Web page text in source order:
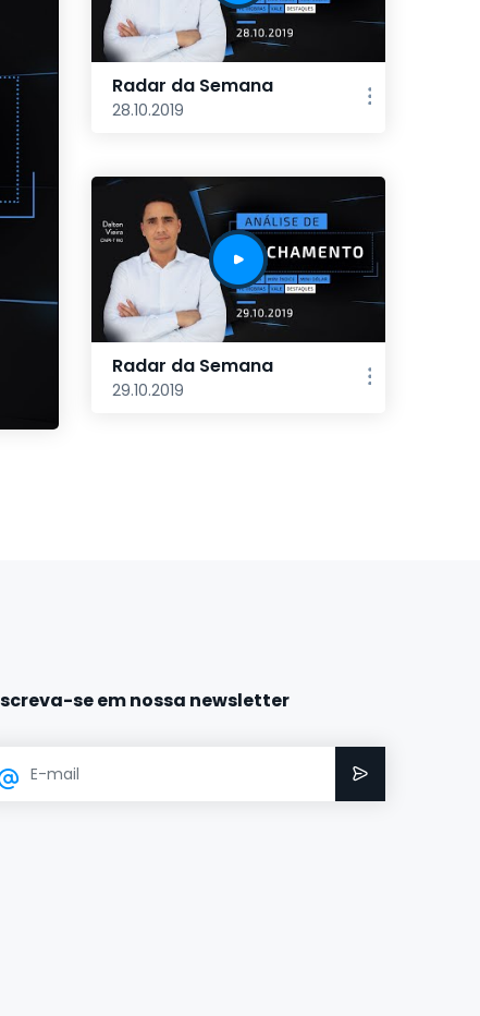
Radar da Semana
28.10.2019
Radar da Semana
29.10.2019
se em nossa newsletter